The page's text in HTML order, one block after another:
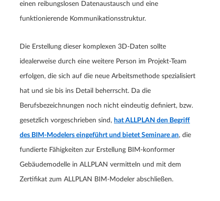
einen reibungslosen Datenaustausch und eine
funktionierende Kommunikationsstruktur.
Die Erstellung dieser komplexen 3D-Daten sollte
idealerweise durch eine weitere Person im Projekt-Team
erfolgen, die sich auf die neue Arbeitsmethode spezialisiert
hat und sie bis ins Detail beherrscht. Da die
Berufsbezeichnungen noch nicht eindeutig definiert, bzw.
gesetzlich vorgeschrieben sind, hat ALLPLAN den Begriff
des BIM-Modelers eingeführt und bietet Seminare an, die
fundierte Fähigkeiten zur Erstellung BIM-konformer
Gebäudemodelle in ALLPLAN vermitteln und mit dem
Zertifikat zum ALLPLAN BIM-Modeler abschließen.